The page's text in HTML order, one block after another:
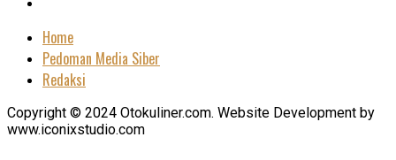
Home
Pedoman Media Siber
Redaksi
Copyright © 2024 Otokuliner.com. Website Development by
www.iconixstudio.com